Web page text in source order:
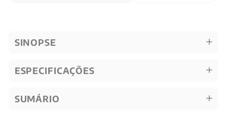
SINOPSE
ESPECIFICAÇÕES
SUMÁRIO